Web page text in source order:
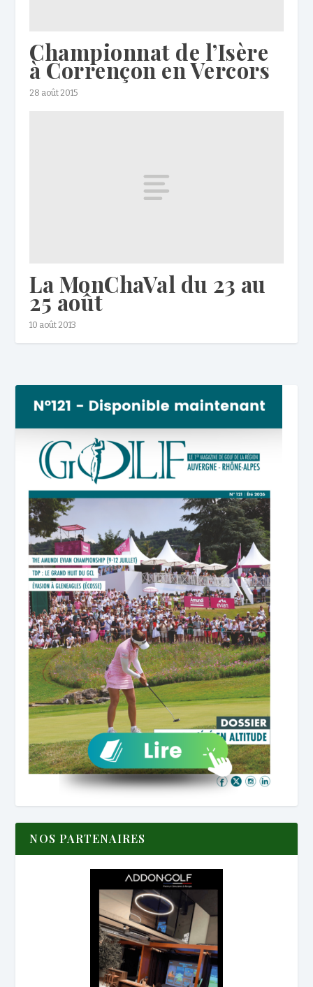
Championnat de l’Isère
à Corrençon en Vercors
28 août 2015
La MonChaVal du 23 au
25 août
10 août 2013
NOS PARTENAIRES